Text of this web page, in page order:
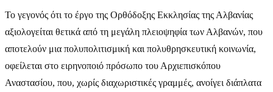
Το γεγονός ότι το έργο της Ορθόδοξης Εκκλησίας της Αλβανίας
αξιολογείται θετικά από τη μεγάλη πλειοψηφία των Αλβανών, που
αποτελούν μια πολυπολιτισμική και πολυθρησκευτική κοινωνία,
οφείλεται στο ειρηνοποιό πρόσωπο του Αρχιεπισκόπου
Αναστασίου, που, χωρίς διαχωριστικές γραμμές, ανοίγει διάπλατα